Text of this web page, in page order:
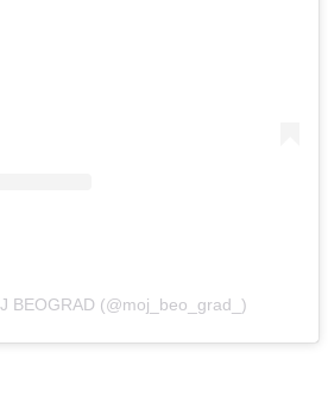
BEOGRAD (@moj_beo_grad_)